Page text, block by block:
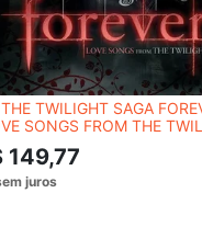
TWILIGHT SAGA
SONGS FROM THE
2 CD'S
149,77